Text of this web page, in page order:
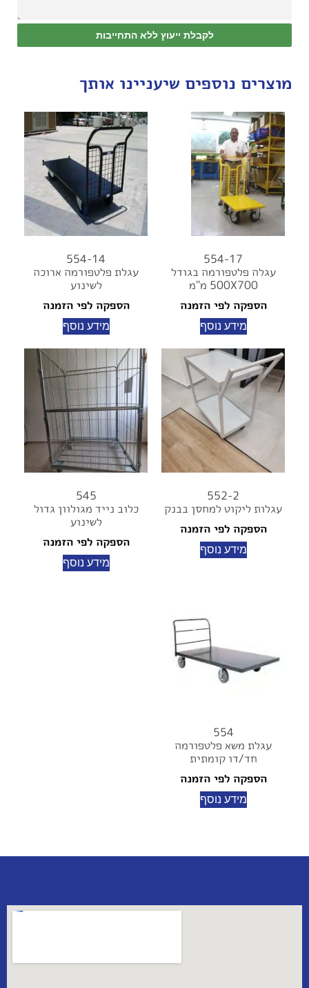
לקבלת ייעוץ ללא התחייבות
מוצרים נוספים שיעניינו אותך
554-17
עגלה פלטפורמה בגודל
500X700 מ"מ
הספקה לפי הזמנה
מידע נוסף
554-14
עגלת פלטפורמה ארוכה
לשינוע
הספקה לפי הזמנה
מידע נוסף
552-2
עגלות ליקוט למחסן בבנק
הספקה לפי הזמנה
מידע נוסף
545
כלוב נייד מגולוון גדול
לשינוע
הספקה לפי הזמנה
מידע נוסף
554
עגלת משא פלטפורמה
חד/דו קומתית
הספקה לפי הזמנה
מידע נוסף